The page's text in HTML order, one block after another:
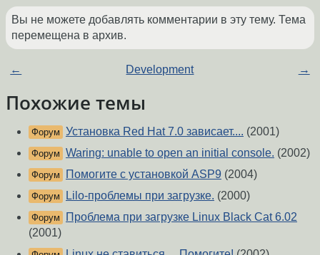
Вы не можете добавлять комментарии в эту тему. Тема
перемещена в архив.
← Development →
Похожие темы
Форум Установка Red Hat 7.0 зависает.... (2001)
Форум Waring: unable to open an initial console. (2002)
Форум Помогите с установкой ASP9 (2004)
Форум Lilo-проблемы при загрузке. (2000)
Форум
Проблема при загрузке Linux Black Cat 6.02
(2001)